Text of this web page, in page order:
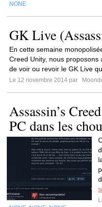
NONE
GK Live
En cette semaine
Creed Unity, nous
de voir ou revoir le GK Live
Le 12 novembre 2014 par
Assassin’s
PC dans les